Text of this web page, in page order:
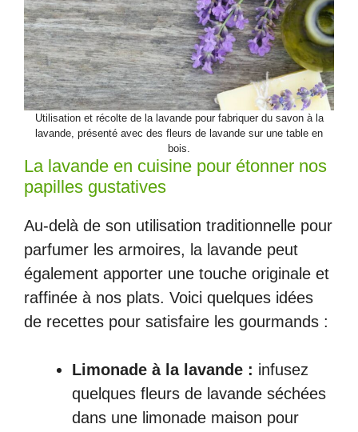
Utilisation et récolte de la lavande pour fabriquer du savon à la
lavande, présenté avec des fleurs de lavande sur une table en
bois.
La lavande en cuisine pour étonner nos
papilles gustatives
Au-delà de son utilisation traditionnelle pour
parfumer les armoires, la lavande peut
également apporter une touche originale et
raffinée à nos plats. Voici quelques idées
de recettes pour satisfaire les gourmands :
Limonade à la lavande : infusez
quelques fleurs de lavande séchées
dans une limonade maison pour